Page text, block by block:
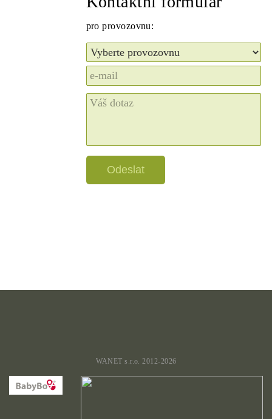
pro provozovnu:
Odeslat
WANET s.r.o. 2012-2026